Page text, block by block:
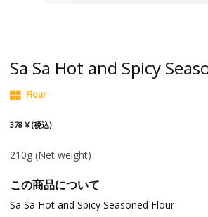
Sa Sa Hot and Spicy
Flour
378 ¥ (税込)
210g (Net weight)
この商品について
Sa Sa Hot and Spicy Seasoned Flour